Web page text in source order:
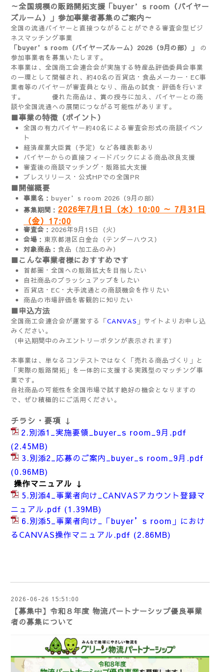
～全国規模の販路開拓支援「buyer’s room（バイヤー
ズルーム）」参加事業者募集のご案内～
全国の流通バイヤーと直接つながることができる審査会型ビジ
ネスマッチング事業
「buyer’s room（バイヤーズルーム）2026（9月の部）」
の
参加事業者を募集いたします。
本事業は、全国商工会連合会が実施する特産品評価委員会事業
の一環として開催され、約40名の百貨店・食品メーカー・EC事
業者等のバイヤーが審査員となり、商品の試食・評価を行いま
す。 優れた商品は、賞の授与に加え、バイヤーとの商
談や全国流通への展開につながる可能性があります。
■事業の特徴（ポイント）
全国の有力バイヤー約40名による審査会形式の商談イベン
ト
経済産業大臣賞（予定）など各種表彰あり
バイヤーからの直接フィードバックによる商品改良支援
審査後の商談マッチング・販路拡大支援
プレスリリース・公式HPでの全国PR
■開催概要
事業名 ：buyer’s room 2026（9月の部）
募集期間 ： 2026年7月1日（水）10:00 ～ 7月31日
（金）17:00
審査会 ：2026年9月15日（火）
会場 ：東京都港区白金台（テンダーハウス）
対象商品 ：食品（加工品のみ）
■こんな事業者様におすすめです
首都圏・全国への販路拡大を目指したい
自社商品のブラッシュアップをしたい
百貨店・EC・大手流通との商談機会を作りたい
商品の市場評価を客観的に知りたい
■申込方法
全国商工会連合会が運営する「CANVAS 」サイトよりお申し込
みください。
（申込期間中のみエントリーボタンが表示されます）
本事業は、単なるコンテストではなく「売れる商品づくり」と
「実際の販路開拓」を一体的に支援する実践型のマッチング事
業です。
自社商品の可能性を全国市場で試す絶好の機会となりますの
で、ぜひ積極的にご活用ください。
チラシ・要項 ↓
2.別添1_実施要領_buyer_s room_9月.pdf
(2.45MB)
3.別添2_応募のご案内_buyer_s room_9月.pdf
(0.96MB)
操作マニュアル ↓
5.別添4_事業者向け_CANVASアカウント登録マ
ニュアル.pdf (1.39MB)
6.別添5_事業者向け_「buyer’s room」におけ
るCANVAS操作マニュアル.pdf (2.86MB)
2026-06-26 15:51:00
【募集中】令和８年度 物流パートナーシップ優良事業
者の募集について